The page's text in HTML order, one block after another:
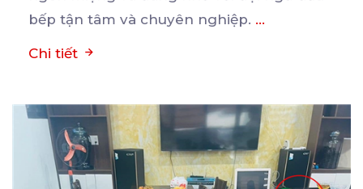
bếp tận tâm và chuyên nghiệp. ...
Chi tiết